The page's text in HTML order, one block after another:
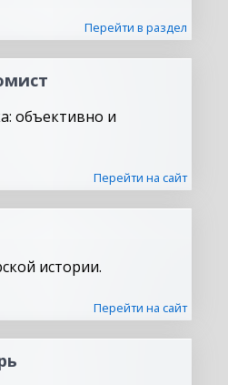
Перейти в раздел
объективно и
Перейти на сайт
истории.
Перейти на сайт